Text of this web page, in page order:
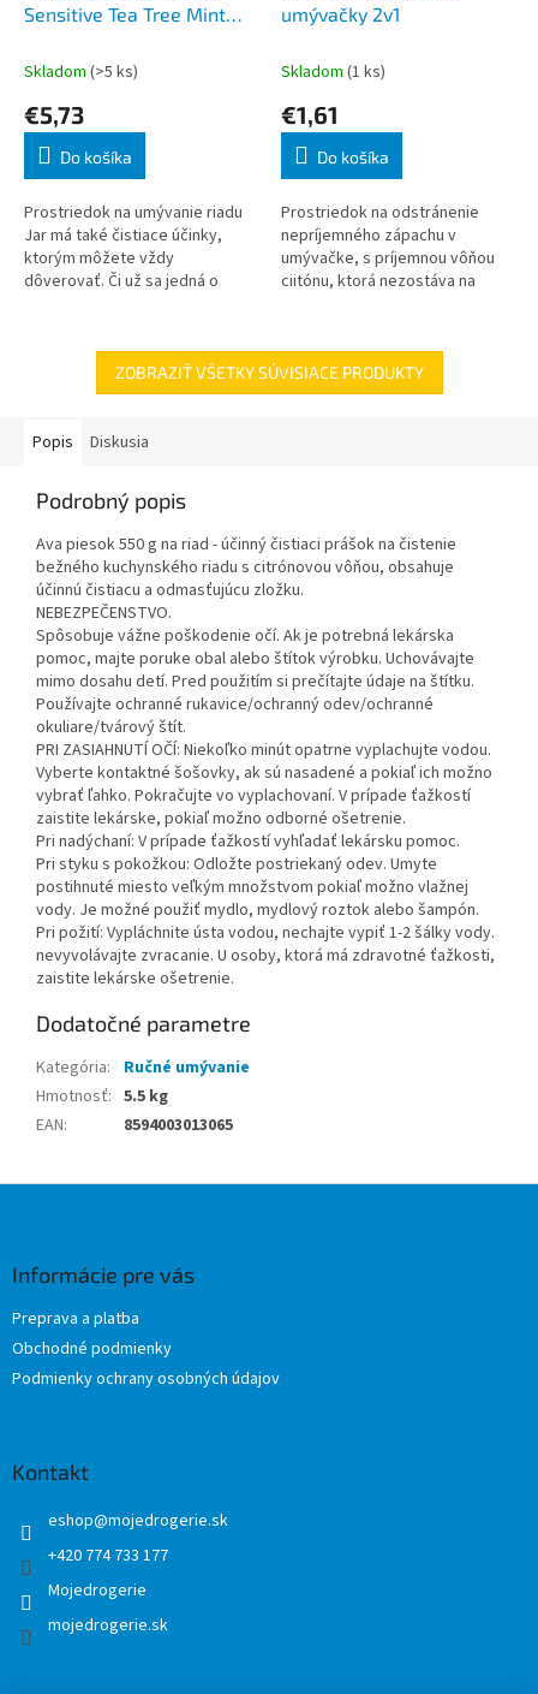
Sensitive Tea Tree Mint
Skladom (>5 ks)
€5,73
Do košíka
Prostriedok na umývanie riadu
Jar má také čistiace účinky,
ktorým môžete vždy
dôverovať. Či už sa jedná o
umývačky 2v1
Skladom (1 ks)
€1,61
Do košíka
Prostriedok na odstránenie
nepríjemného zápachu v
umývačke, s príjemnou vôňou
ciitónu, ktorá nezostáva na
ZOBRAZIŤ VŠETKY SÚVISIACE PRODUKTY
Popis Diskusia
Podrobný popis
Ava piesok 550 g na riad - účinný čistiaci prášok na čistenie
bežného kuchynského riadu s citrónovou vôňou, obsahuje
účinnú čistiacu a odmasťujúcu zložku.
NEBEZPEČENSTVO.
Spôsobuje vážne poškodenie očí. Ak je potrebná lekárska
pomoc, majte poruke obal alebo štítok výrobku. Uchovávajte
mimo dosahu detí. Pred použitím si prečítajte údaje na štítku.
Používajte ochranné rukavice/ochranný odev/ochranné
okuliare/tvárový štít.
PRI ZASIAHNUTÍ OČÍ: Niekoľko minút opatrne vyplachujte vodou.
Vyberte kontaktné šošovky, ak sú nasadené a pokiaľ ich možno
vybrať ľahko. Pokračujte vo vyplachovaní. V prípade ťažkostí
zaistite lekárske, pokiaľ možno odborné ošetrenie.
Pri nadýchaní: V prípade ťažkostí vyhľadať lekársku pomoc.
Pri styku s pokožkou: Odložte postriekaný odev. Umyte
postihnuté miesto veľkým množstvom pokiaľ možno vlažnej
vody. Je možné použiť mydlo, mydlový roztok alebo šampón.
Pri požití: Vypláchnite ústa vodou, nechajte vypiť 1-2 šálky vody.
nevyvolávajte zvracanie. U osoby, ktorá má zdravotné ťažkosti,
zaistite lekárske ošetrenie.
Dodatočné parametre
Kategória:
Ručné umývanie
Hmotnosť: 5.5 kg
EAN: 8594003013065
Informácie pre vás
Preprava a platba
Obchodné podmienky
Podmienky ochrany osobných údajov
Kontakt
eshop@mojedrogerie.sk
+420 774 733 177
Mojedrogerie
mojedrogerie.sk